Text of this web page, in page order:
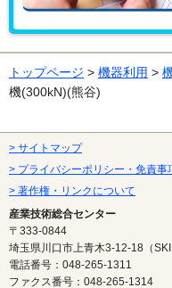
トップページ > 機器利用 >
機(300kN)(熊谷)
> サイトマップ
> プライバシーポリシー・免責事
> 著作権・リンクについて
産業技術総合センター
〒333-0844
埼玉県川口市上青木3-12-18（
電話番号：048-265-1311
ファクス番号：048-265-1314